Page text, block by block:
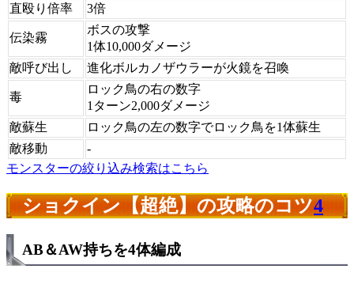
直殴り倍率
3倍
伝染霧
ボスの攻撃
1体10,000ダメージ
敵呼び出し
進化ボルカノザウラーが火鏡を召喚
毒
ロック鳥の右の数字
1ターン2,000ダメージ
敵蘇生
ロック鳥の左の数字でロック鳥を1体蘇生
敵移動
-
モンスターの絞り込み検索はこちら
ショクイン【超絶】の攻略のコツ4
AB＆AW持ちを4体編成